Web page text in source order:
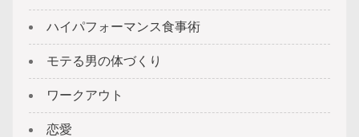
ハイパフォーマンス食事術
モテる男の体づくり
ワークアウト
恋愛